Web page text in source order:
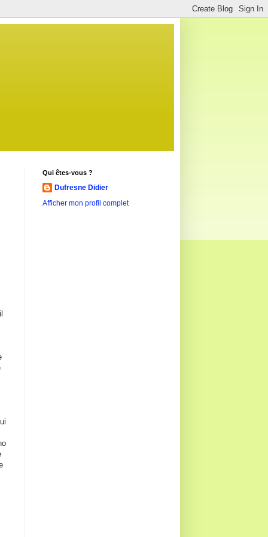
Qui êtes-vous ?
Dufresne Didier
Afficher mon profil complet